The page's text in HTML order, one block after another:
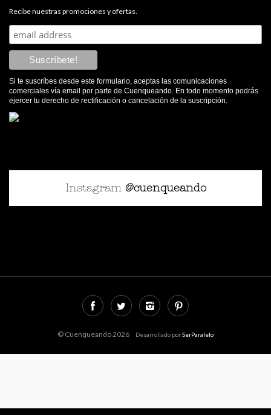
Recibe nuestras promociones y ofertas.
Si te suscríbes desde este formulario, aceptas las comunicaciones
comerciales vía email por parte de Cuenqueando. En todo momento podrás
ejercer tu derecho de rectificación o cancelación de la suscripción.
Instagram @cuenqueando
© Cuenqueando 2026 Desarrollado porSerParalelo